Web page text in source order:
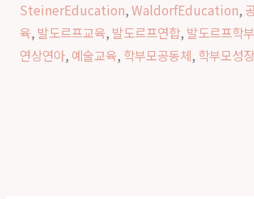
SteinerEducation,WaldorfEducation,
육, 발도르프교육, 발도르프연합, 발도르프학
연상연아, 예술교육, 학부모공동체, 학부모성장